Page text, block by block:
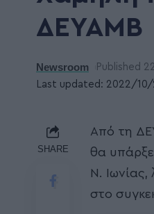
ΔΕΥΑΜΒ
Last updated: 2022/
Newsroom Published
SHARE
Από τη
θα
Ν.
στο